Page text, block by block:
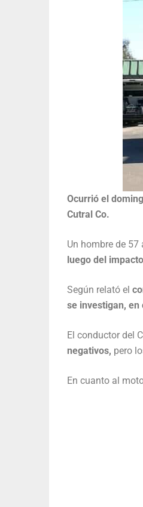
Ocurrió el
Cutral Co.
Un hombre de 57
luego del
Según relató el
se investigan, en
El conductor del
negativos, pero
En cuanto al